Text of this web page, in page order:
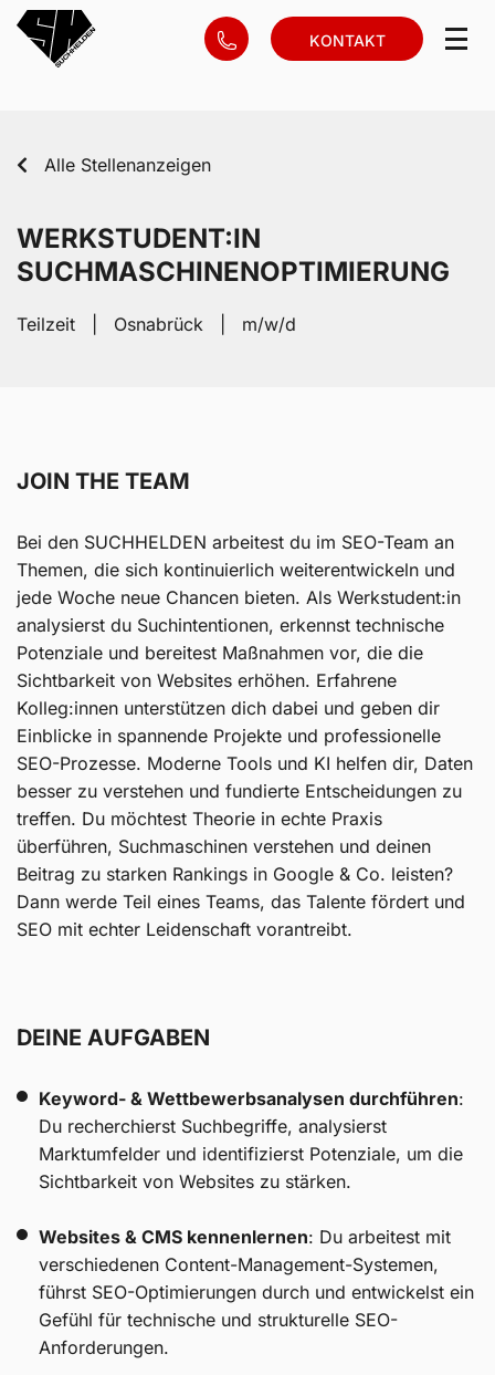
KONTAKT
Alle Stellenanzeigen
WERKSTUDENT:IN
SUCHMASCHINENOPTIMIERUNG
Teilzeit | Osnabrück | m/w/d
JOIN THE TEAM
Bei den SUCHHELDEN arbeitest du im SEO-Team an
Themen, die sich kontinuierlich weiterentwickeln und
jede Woche neue Chancen bieten. Als Werkstudent:in
analysierst du Suchintentionen, erkennst technische
Potenziale und bereitest Maßnahmen vor, die die
Sichtbarkeit von Websites erhöhen. Erfahrene
Kolleg:innen unterstützen dich dabei und geben dir
Einblicke in spannende Projekte und professionelle
SEO-Prozesse. Moderne Tools und KI helfen dir, Daten
besser zu verstehen und fundierte Entscheidungen zu
treffen. Du möchtest Theorie in echte Praxis
überführen, Suchmaschinen verstehen und deinen
Beitrag zu starken Rankings in Google & Co. leisten?
Dann werde Teil eines Teams, das Talente fördert und
SEO mit echter Leidenschaft vorantreibt.
DEINE AUFGABEN
Keyword- & Wettbewerbsanalysen durchführen:
Du recherchierst Suchbegriffe, analysierst
Marktumfelder und identifizierst Potenziale, um die
Sichtbarkeit von Websites zu stärken.
Websites & CMS kennenlernen: Du arbeitest mit
verschiedenen Content-Management-Systemen,
führst SEO-Optimierungen durch und entwickelst ein
Gefühl für technische und strukturelle SEO-
Anforderungen.